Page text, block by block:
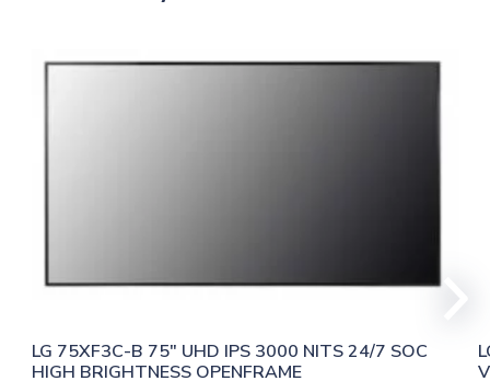
LG 75XF3C-B 75″ UHD IPS 3000 NITS 24/7 SOC
HIGH BRIGHTNESS OPENFRAME